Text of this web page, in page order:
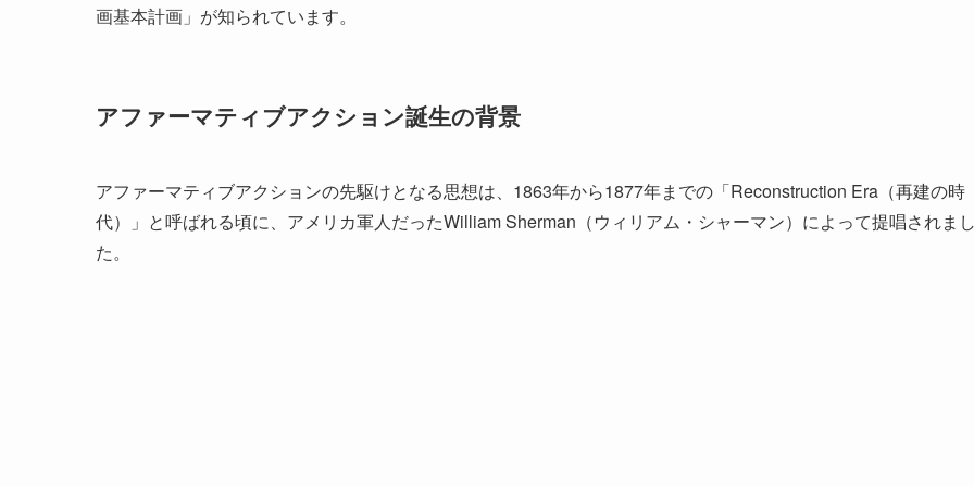
画基本計画」が知られています。
アファーマティブアクション誕生の背景
アファーマティブアクションの先駆けとなる思想は、1863年から1877年までの「Reconstruction Era（再建の時
代）」と呼ばれる頃に、アメリカ軍人だったWilliam Sherman（ウィリアム・シャーマン）によって提唱されま
た。